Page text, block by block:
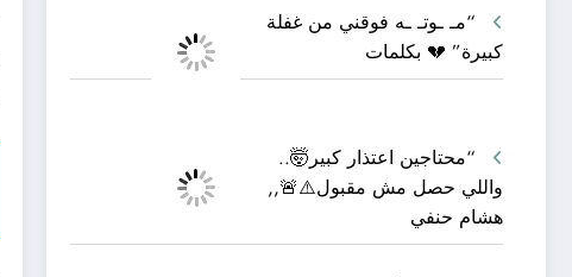
“مـ ـوتـ ـه فوقني من غفلة
كبيرة” 💔 بكلمات
“محتاجين اعتذار كبير🤯..
واللي حصل مش مقبول⚠️🚨,,
هشام حنفي